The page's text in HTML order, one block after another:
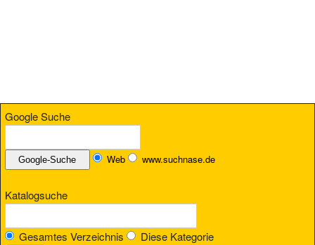
Google Suche
Web www.suchnase.de
Katalogsuche
Gesamtes Verzeichnis Diese Kategorie